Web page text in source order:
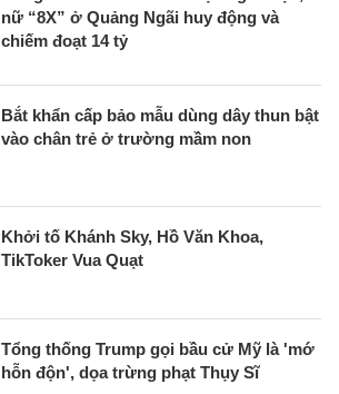
nữ “8X” ở Quảng Ngãi huy động và
chiếm đoạt 14 tỷ
Bắt khẩn cấp bảo mẫu dùng dây thun bật
vào chân trẻ ở trường mầm non
Khởi tố Khánh Sky, Hồ Văn Khoa,
TikToker Vua Quạt
Tổng thống Trump gọi bầu cử Mỹ là 'mớ
hỗn độn', dọa trừng phạt Thụy Sĩ